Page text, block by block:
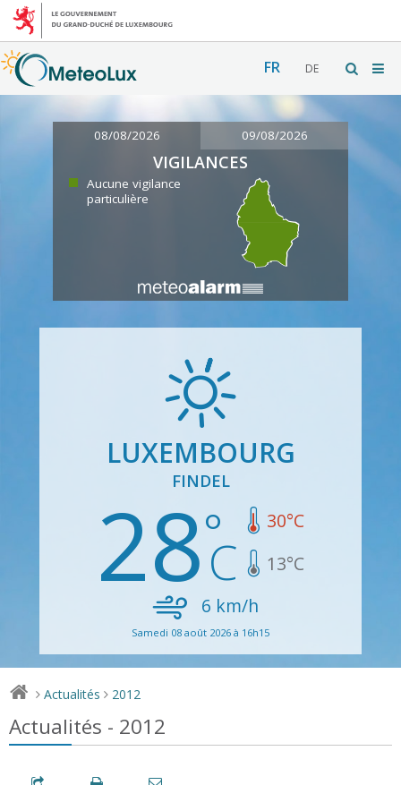
FR DE
08/08/2026 09/08/2026
VIGILANCES
Aucune vigilance
particulière
LUXEMBOURG
FINDEL
28 30°C
13°C
6 km/h
Samedi 08 août 2026 à 16h15
> Actualités > 2012
Actualités - 2012